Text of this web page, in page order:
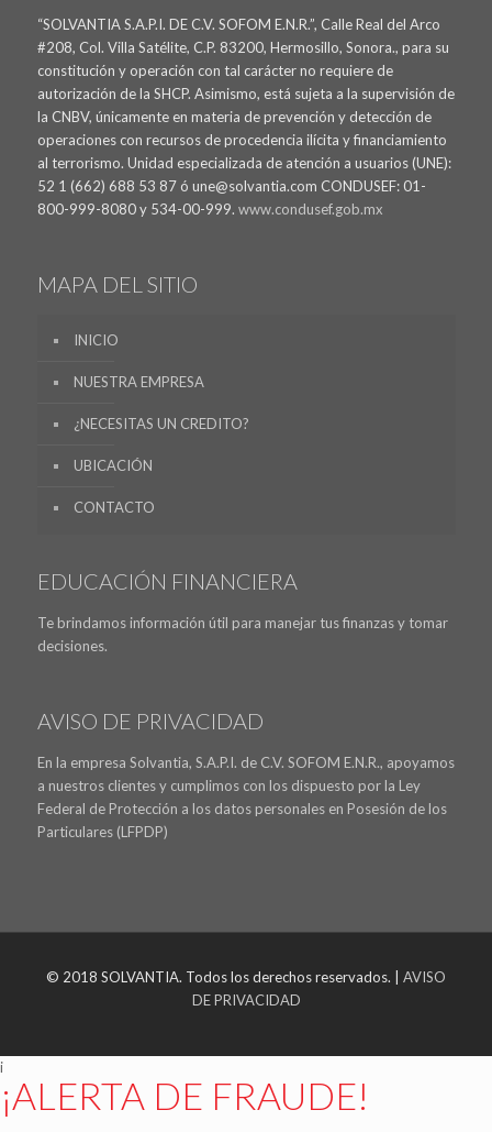
“SOLVANTIA S.A.P.I. DE C.V. SOFOM E.N.R.”, Calle Real del Arco
#208, Col. Villa Satélite, C.P. 83200, Hermosillo, Sonora., para su
constitución y operación con tal carácter no requiere de
autorización de la SHCP. Asimismo, está sujeta a la supervisión de
la CNBV, únicamente en materia de prevención y detección de
operaciones con recursos de procedencia ilícita y financiamiento
al terrorismo. Unidad especializada de atención a usuarios (UNE):
52 1 (662) 688 53 87 ó une@solvantia.com CONDUSEF: 01-
800-999-8080 y 534-00-999. www.condusef.gob.mx
MAPA DEL SITIO
INICIO
NUESTRA EMPRESA
¿NECESITAS UN CREDITO?
UBICACIÓN
CONTACTO
EDUCACIÓN FINANCIERA
Te brindamos información útil para manejar tus finanzas y tomar
decisiones.
AVISO DE PRIVACIDAD
En la empresa Solvantia, S.A.P.I. de C.V. SOFOM E.N.R., apoyamos
a nuestros clientes y cumplimos con los dispuesto por la Ley
Federal de Protección a los datos personales en Posesión de los
Particulares (LFPDP)
© 2018 SOLVANTIA. Todos los derechos reservados. | AVISO
DE PRIVACIDAD
i
¡ALERTA DE FRAUDE!